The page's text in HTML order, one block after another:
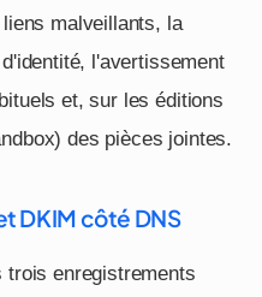
malveillants, la
l'avertissement
et, sur les éditions
des pièces jointes.
DKIM côté DNS
trois enregistrements